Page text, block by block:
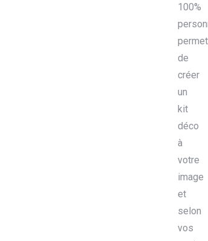
100%
permet
de
créer
un
kit
déco
à
votre
image
et
selon
vos